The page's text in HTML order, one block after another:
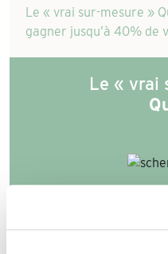
Le « vrai sur-mesure »
gagner jusqu’à 40% de
Le « vrai
Avec ses solutions